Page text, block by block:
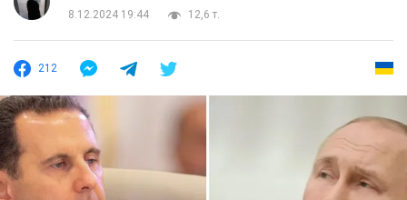
8.12.2024 19:44
12,6 т.
212